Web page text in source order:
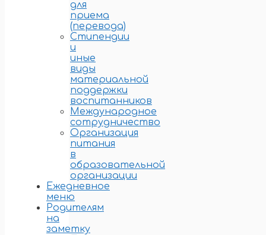
для
приема
(перевода)
Стипендии
и
иные
виды
материальной
поддержки
воспитанников
Международное
сотрудничество
Организация
питания
в
образовательной
организации
Ежедневное
меню
Родителям
на
заметку